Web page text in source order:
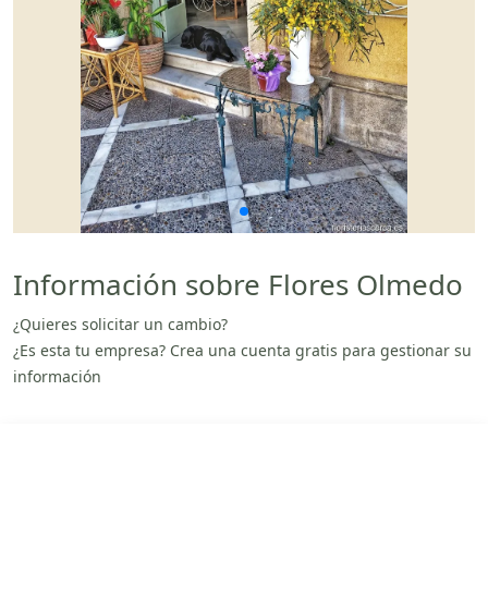
Información sobre Flores Olmedo
¿Quieres solicitar un cambio?
¿Es esta tu empresa? Crea una cuenta gratis para gestionar su
información